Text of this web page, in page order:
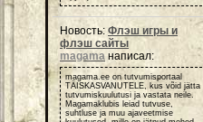
Новость: Флэш игры и
флэш сайты
magama написал:
magama.ee on tutvumisportaal
TÄISKASVANUTELE, kus võid jätta
tutvumiskuulutusi ja vastata neile.
Magamaklubis leiad tutvuse,
suhtluse ja muu ajaveetmise